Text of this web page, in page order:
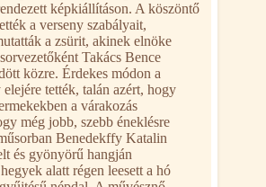
képkiállításon. A köszöntő
a verseny szabályait,
a zsürit, akinek elnöke
Takács Bence
közre. Érdekes módon a
tették, talán azért, hogy
a várakozás
még jobb, szebb éneklésre
Benedekffy Katalin
és gyönyörű hangján
alatt régen leesett a hó